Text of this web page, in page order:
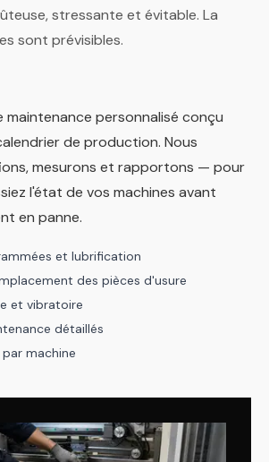
stressante et évitable. La
sont prévisibles.
maintenance personnalisé conçu
de production. Nous
mesurons et rapportons — pour
l'état de vos machines avant
en panne.
et lubrification
des pièces d'usure
et vibratoire
détaillés
machine